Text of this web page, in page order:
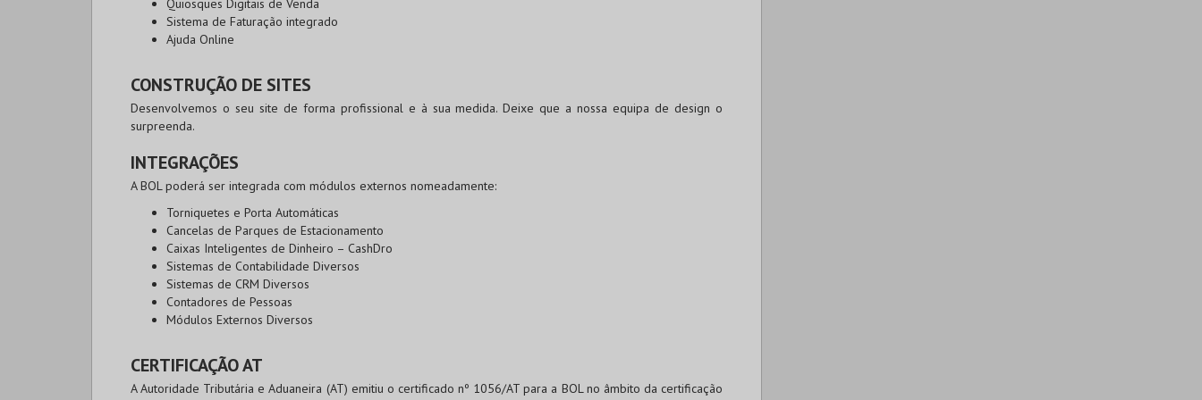
Quiosques Digitais de Venda
Sistema de Faturação integrado
Ajuda Online
CONSTRUÇÃO DE SITES
Desenvolvemos o seu site de forma profissional e à sua medida. Deixe que a nossa equipa de design o
surpreenda.
INTEGRAÇÕES
A BOL poderá ser integrada com módulos externos nomeadamente:
Torniquetes e Porta Automáticas
Cancelas de Parques de Estacionamento
Caixas Inteligentes de Dinheiro – CashDro
Sistemas de Contabilidade Diversos
Sistemas de CRM Diversos
Contadores de Pessoas
Módulos Externos Diversos
CERTIFICAÇÃO AT
A Autoridade Tributária e Aduaneira (AT) emitiu o certificado nº 1056/AT para a BOL no âmbito da certificação